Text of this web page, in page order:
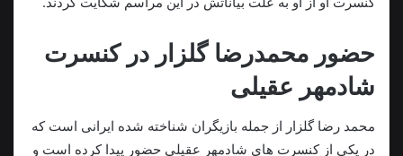
حضور محمدرضا گلزار در کنسرت
شادمهر عقیلی
محمد رضا گلزار از جمله بازیگران شناخته شده ایرانی است که
در يکی از کنسرت های شادمهر عقیلی حضور پيدا کرده است و